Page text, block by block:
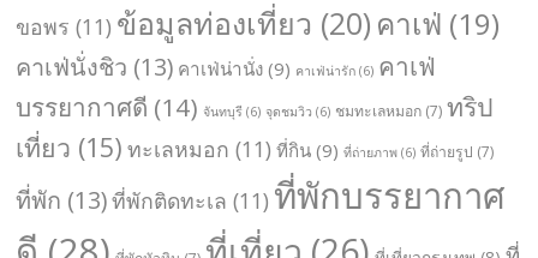
ขอพร (11) ข้อมูลท่องเที่ยว (20) คาเฟ่ (19)
คาเฟ่นั่งชิว (13) คาเฟ่น่านั่ง (9) คาเฟ่น่ารัก (6) คาเฟ่
บรรยากาศดี (14) จันทบุรี (6) จุดชมวิว (6) ชมทะเลหมอก (7) ทริป
เที่ยว (15) ทะเลหมอก (11) ที่กิน (9) ที่ถ่ายภาพ (6) ที่ถ่ายรูป (7)
ที่พัก (13)ที่พักติดทะเล (11) ที่พักบรรยากาศ